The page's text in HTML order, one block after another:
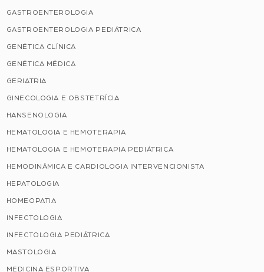
GASTROENTEROLOGIA
GASTROENTEROLOGIA PEDIÁTRICA
GENÉTICA CLÍNICA
GENÉTICA MÉDICA
GERIATRIA
GINECOLOGIA E OBSTETRÍCIA
HANSENOLOGIA
HEMATOLOGIA E HEMOTERAPIA
HEMATOLOGIA E HEMOTERAPIA PEDIÁTRICA
HEMODINÂMICA E CARDIOLOGIA INTERVENCIONISTA
HEPATOLOGIA
HOMEOPATIA
INFECTOLOGIA
INFECTOLOGIA PEDIÁTRICA
MASTOLOGIA
MEDICINA ESPORTIVA